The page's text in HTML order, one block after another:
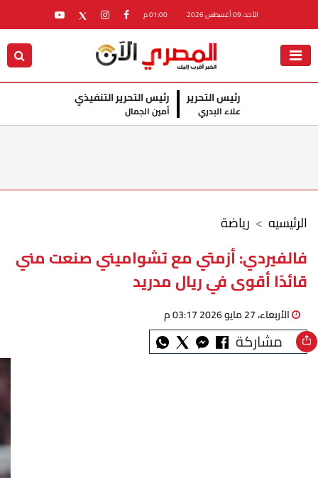
الأحد، 09 أغسطس 2026
رئيس التحرير
علاء البدري
رئيس التحرير التنفيذي
أمين الجمال
رياضة الرئيسيه
فالفيردي: أزمتي مع تشواميني صنعت مني
قائدًا أقوى في ريال مدريد
الأربعاء، 27 مايو 2026 03:17 م
مشاركة